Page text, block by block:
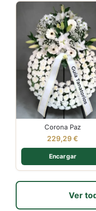
Corona Paz
229,29€
Encargar
Ver